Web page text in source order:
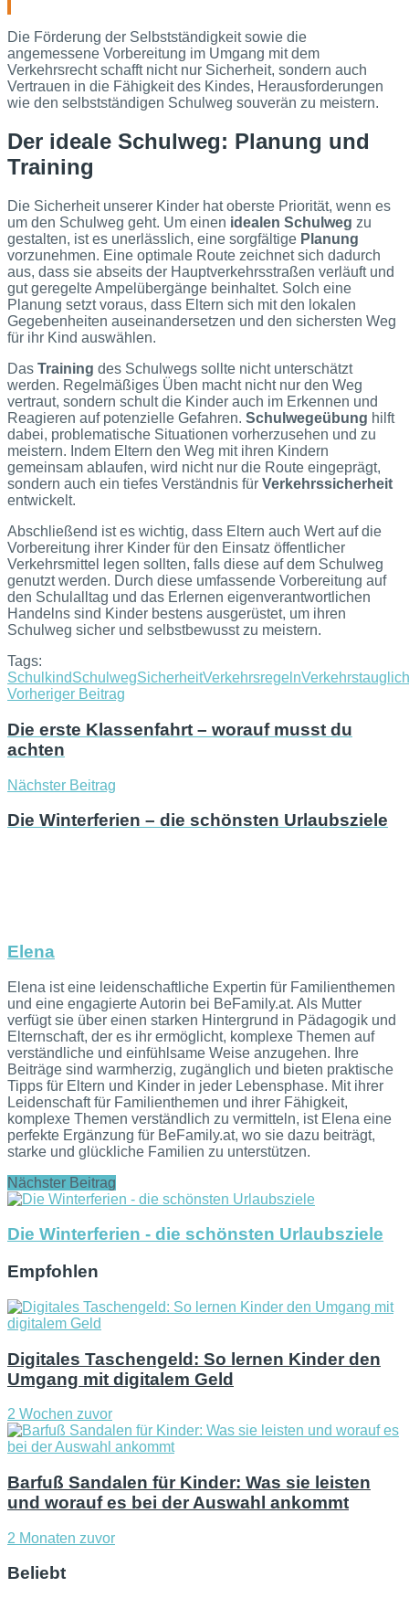
Die Förderung der Selbstständigkeit sowie die
angemessene Vorbereitung im Umgang mit dem
Verkehrsrecht schafft nicht nur Sicherheit, sondern auch
Vertrauen in die Fähigkeit des Kindes, Herausforderungen
wie den selbstständigen Schulweg souverän zu meistern.
Der ideale Schulweg: Planung und
Training
Die Sicherheit unserer Kinder hat oberste Priorität, wenn es
um den Schulweg geht. Um einen idealen Schulweg zu
gestalten, ist es unerlässlich, eine sorgfältige Planung
vorzunehmen. Eine optimale Route zeichnet sich dadurch
aus, dass sie abseits der Hauptverkehrsstraßen verläuft und
gut geregelte Ampelübergänge beinhaltet. Solch eine
Planung setzt voraus, dass Eltern sich mit den lokalen
Gegebenheiten auseinandersetzen und den sichersten Weg
für ihr Kind auswählen.
Das Training des Schulwegs sollte nicht unterschätzt
werden. Regelmäßiges Üben macht nicht nur den Weg
vertraut, sondern schult die Kinder auch im Erkennen und
Reagieren auf potenzielle Gefahren. Schulwegeübung hilft
dabei, problematische Situationen vorherzusehen und zu
meistern. Indem Eltern den Weg mit ihren Kindern
gemeinsam ablaufen, wird nicht nur die Route eingeprägt,
sondern auch ein tiefes Verständnis für Verkehrssicherheit
entwickelt.
Abschließend ist es wichtig, dass Eltern auch Wert auf die
Vorbereitung ihrer Kinder für den Einsatz öffentlicher
Verkehrsmittel legen sollten, falls diese auf dem Schulweg
genutzt werden. Durch diese umfassende Vorbereitung auf
den Schulalltag und das Erlernen eigenverantwortlichen
Handelns sind Kinder bestens ausgerüstet, um ihren
Schulweg sicher und selbstbewusst zu meistern.
Tags:
SchulkindSchulwegSicherheitVerkehrsregeln
Vorheriger Beitrag
Die erste Klassenfahrt – worauf musst du
achten
Nächster Beitrag
Die Winterferien – die schönsten Urlaubsziele
Elena
Elena ist eine leidenschaftliche Expertin für Familienthemen
und eine engagierte Autorin bei BeFamily.at. Als Mutter
verfügt sie über einen starken Hintergrund in Pädagogik und
Elternschaft, der es ihr ermöglicht, komplexe Themen auf
verständliche und einfühlsame Weise anzugehen. Ihre
Beiträge sind warmherzig, zugänglich und bieten praktische
Tipps für Eltern und Kinder in jeder Lebensphase. Mit ihrer
Leidenschaft für Familienthemen und ihrer Fähigkeit,
komplexe Themen verständlich zu vermitteln, ist Elena eine
perfekte Ergänzung für BeFamily.at, wo sie dazu beiträgt,
starke und glückliche Familien zu unterstützen.
Nächster Beitrag
Die Winterferien - die schönsten Urlaubsziele
Empfohlen
Digitales Taschengeld: So lernen Kinder den
Umgang mit digitalem Geld
2 Wochen zuvor
Barfuß Sandalen für Kinder: Was sie leisten
und worauf es bei der Auswahl ankommt
2 Monaten zuvor
Beliebt